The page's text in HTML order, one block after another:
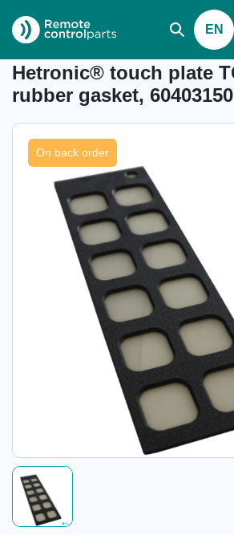
EN
Item number: 04.240
Hetronic® touch plate
rubber gasket, 60403150
On back order